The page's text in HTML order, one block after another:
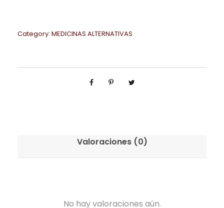
Category: MEDICINAS ALTERNATIVAS
Valoraciones (0)
No hay valoraciones aún.